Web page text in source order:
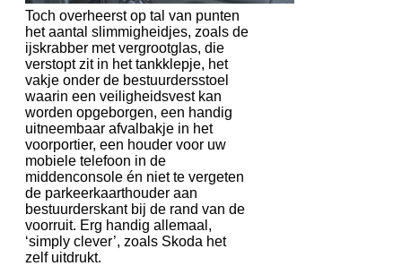
Toch overheerst op tal van punten
het aantal slimmigheidjes, zoals de
ijskrabber met vergrootglas, die
verstopt zit in het tankklepje, het
vakje onder de bestuurdersstoel
waarin een veiligheidsvest kan
worden opgeborgen, een handig
uitneembaar afvalbakje in het
voorportier, een houder voor uw
mobiele telefoon in de
middenconsole én niet te vergeten
de parkeerkaarthouder aan
bestuurderskant bij de rand van de
voorruit. Erg handig allemaal,
‘simply clever’, zoals Skoda het
zelf uitdrukt.